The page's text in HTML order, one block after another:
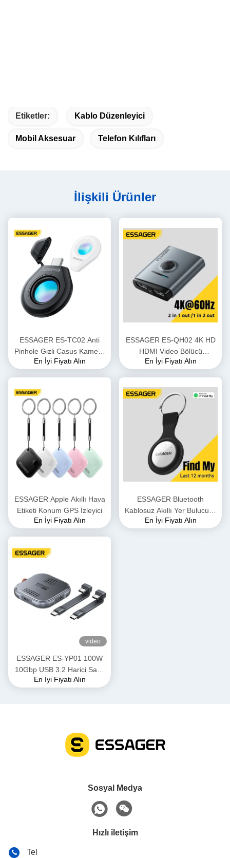
Etiketler: Kablo Düzenleyici
Mobil Aksesuar Telefon Kılıfları
İlişkili Ürünler
ESSAGER ES-TC02 Anti
Pinhole Gizli Casus Kamera
Dedektörü USB Tipi C
En İyi Fiyatı Alın
ESSAGER ES-QH02 4K HD
HDMI Video Bölücü
Değiştiricileri 1 in 2 Out 2
En İyi Fiyatı Alın
ESSAGER Apple Akıllı Hava
Etiketi Konum GPS İzleyici
En İyi Fiyatı Alın
ESSAGER Bluetooth
Kablosuz Akıllı Yer Bulucusu
Hava Etiketi GPS Takibi
En İyi Fiyatı Alın
video
ESSAGER ES-YP01 100W
10Gbp USB 3.2 Harici Sabit
Disk Alüminyum Type C
En İyi Fiyatı Alın
Sosyal Medya
Hızlı iletişim
Tel